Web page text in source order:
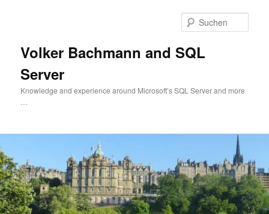
Volker Bachmann and SQL
Server
Knowledge and experience around Microsoft’s SQL Server and more